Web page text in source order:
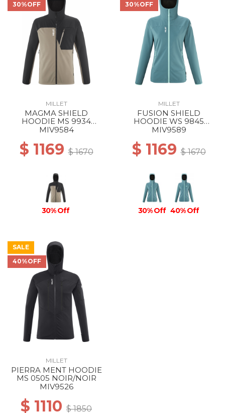
30%OFF
MILLET
MAGMA SHIELD
HOODIE MS 9934
DORITE/BLACK
MIV9584
$ 1169$ 1670
30% Off
30%OFF
MILLET
FUSION SHIELD
HOODIE WS 9845
HYDRO NEW
MIV9589
$ 1169$ 1670
30% Off 40% Off
SALE
40%OFF
MILLET
PIERRA MENT HOODIE
MS 0505 NOIR/NOIR
MIV9526
$ 1110 $ 1850